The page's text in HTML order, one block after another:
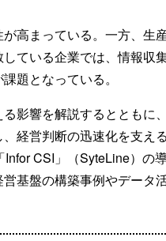
高まっている。一方、生
ている企業では、情報収
題となっている。
影響を解説するとともに、
経営判断の迅速化を支える
CSI」（SyteLine）の
基盤の構築事例やデータ